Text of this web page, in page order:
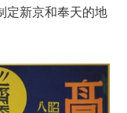
定新京和奉天的地